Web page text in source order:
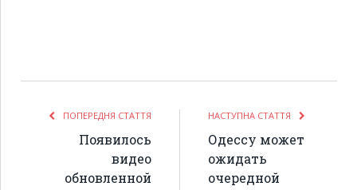
ПОПЕРЕДНЯ СТАТТЯ
Появилось
видео
обновленной
НАСТУПНА СТАТТЯ
Одессу может
ожидать
очередной